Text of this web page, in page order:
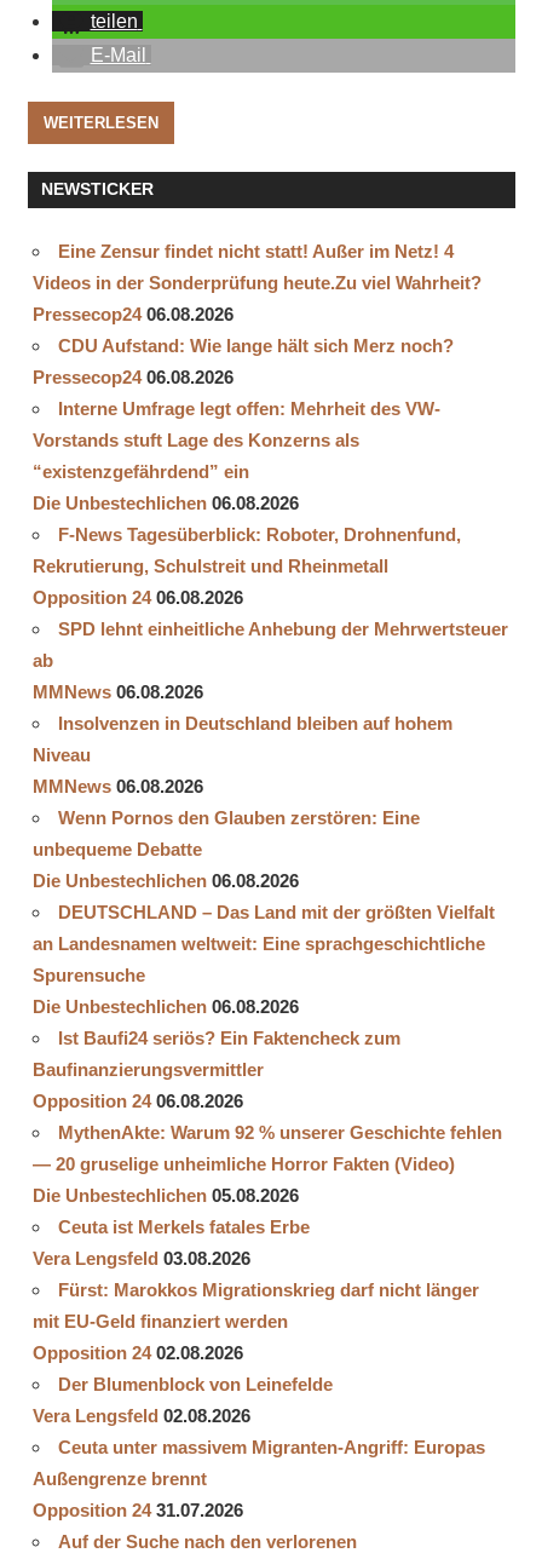
teilen
E-Mail
WEITERLESEN
NEWSTICKER
Eine Zensur findet nicht statt! Außer im Netz! 4
Videos in der Sonderprüfung heute.Zu viel Wahrheit?
Pressecop24 06.08.2026
CDU Aufstand: Wie lange hält sich Merz noch?
Pressecop24 06.08.2026
Interne Umfrage legt offen: Mehrheit des VW-
Vorstands stuft Lage des Konzerns als
“existenzgefährdend” ein
Die Unbestechlichen 06.08.2026
F-News Tagesüberblick: Roboter, Drohnenfund,
Rekrutierung, Schulstreit und Rheinmetall
Opposition 24 06.08.2026
SPD lehnt einheitliche Anhebung der Mehrwertsteuer
ab
MMNews 06.08.2026
Insolvenzen in Deutschland bleiben auf hohem
Niveau
MMNews 06.08.2026
Wenn Pornos den Glauben zerstören: Eine
unbequeme Debatte
Die Unbestechlichen 06.08.2026
DEUTSCHLAND – Das Land mit der größten Vielfalt
an Landesnamen weltweit: Eine sprachgeschichtliche
Spurensuche
Die Unbestechlichen 06.08.2026
Ist Baufi24 seriös? Ein Faktencheck zum
Baufinanzierungsvermittler
Opposition 24 06.08.2026
MythenAkte: Warum 92 % unserer Geschichte fehlen
— 20 gruselige unheimliche Horror Fakten (Video)
Die Unbestechlichen 05.08.2026
Ceuta ist Merkels fatales Erbe
Vera Lengsfeld 03.08.2026
Fürst: Marokkos Migrationskrieg darf nicht länger
mit EU-Geld finanziert werden
Opposition 24 02.08.2026
Der Blumenblock von Leinefelde
Vera Lengsfeld 02.08.2026
Ceuta unter massivem Migranten-Angriff: Europas
Außengrenze brennt
Opposition 24 31.07.2026
Auf der Suche nach den verlorenen